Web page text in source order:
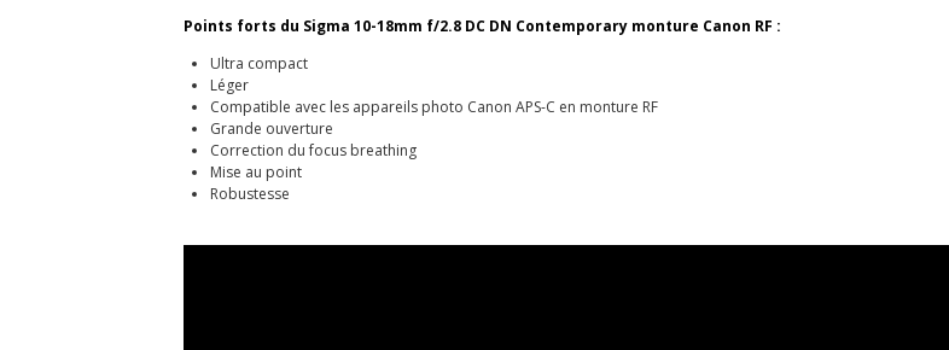
Points forts du Sigma 10-18mm f/2.8 DC DN Contemporary monture Canon RF :
Ultra compact
Léger
Compatible avec les appareils photo Canon APS-C en monture RF
Grande ouverture
Correction du focus breathing
Mise au point
Robustesse